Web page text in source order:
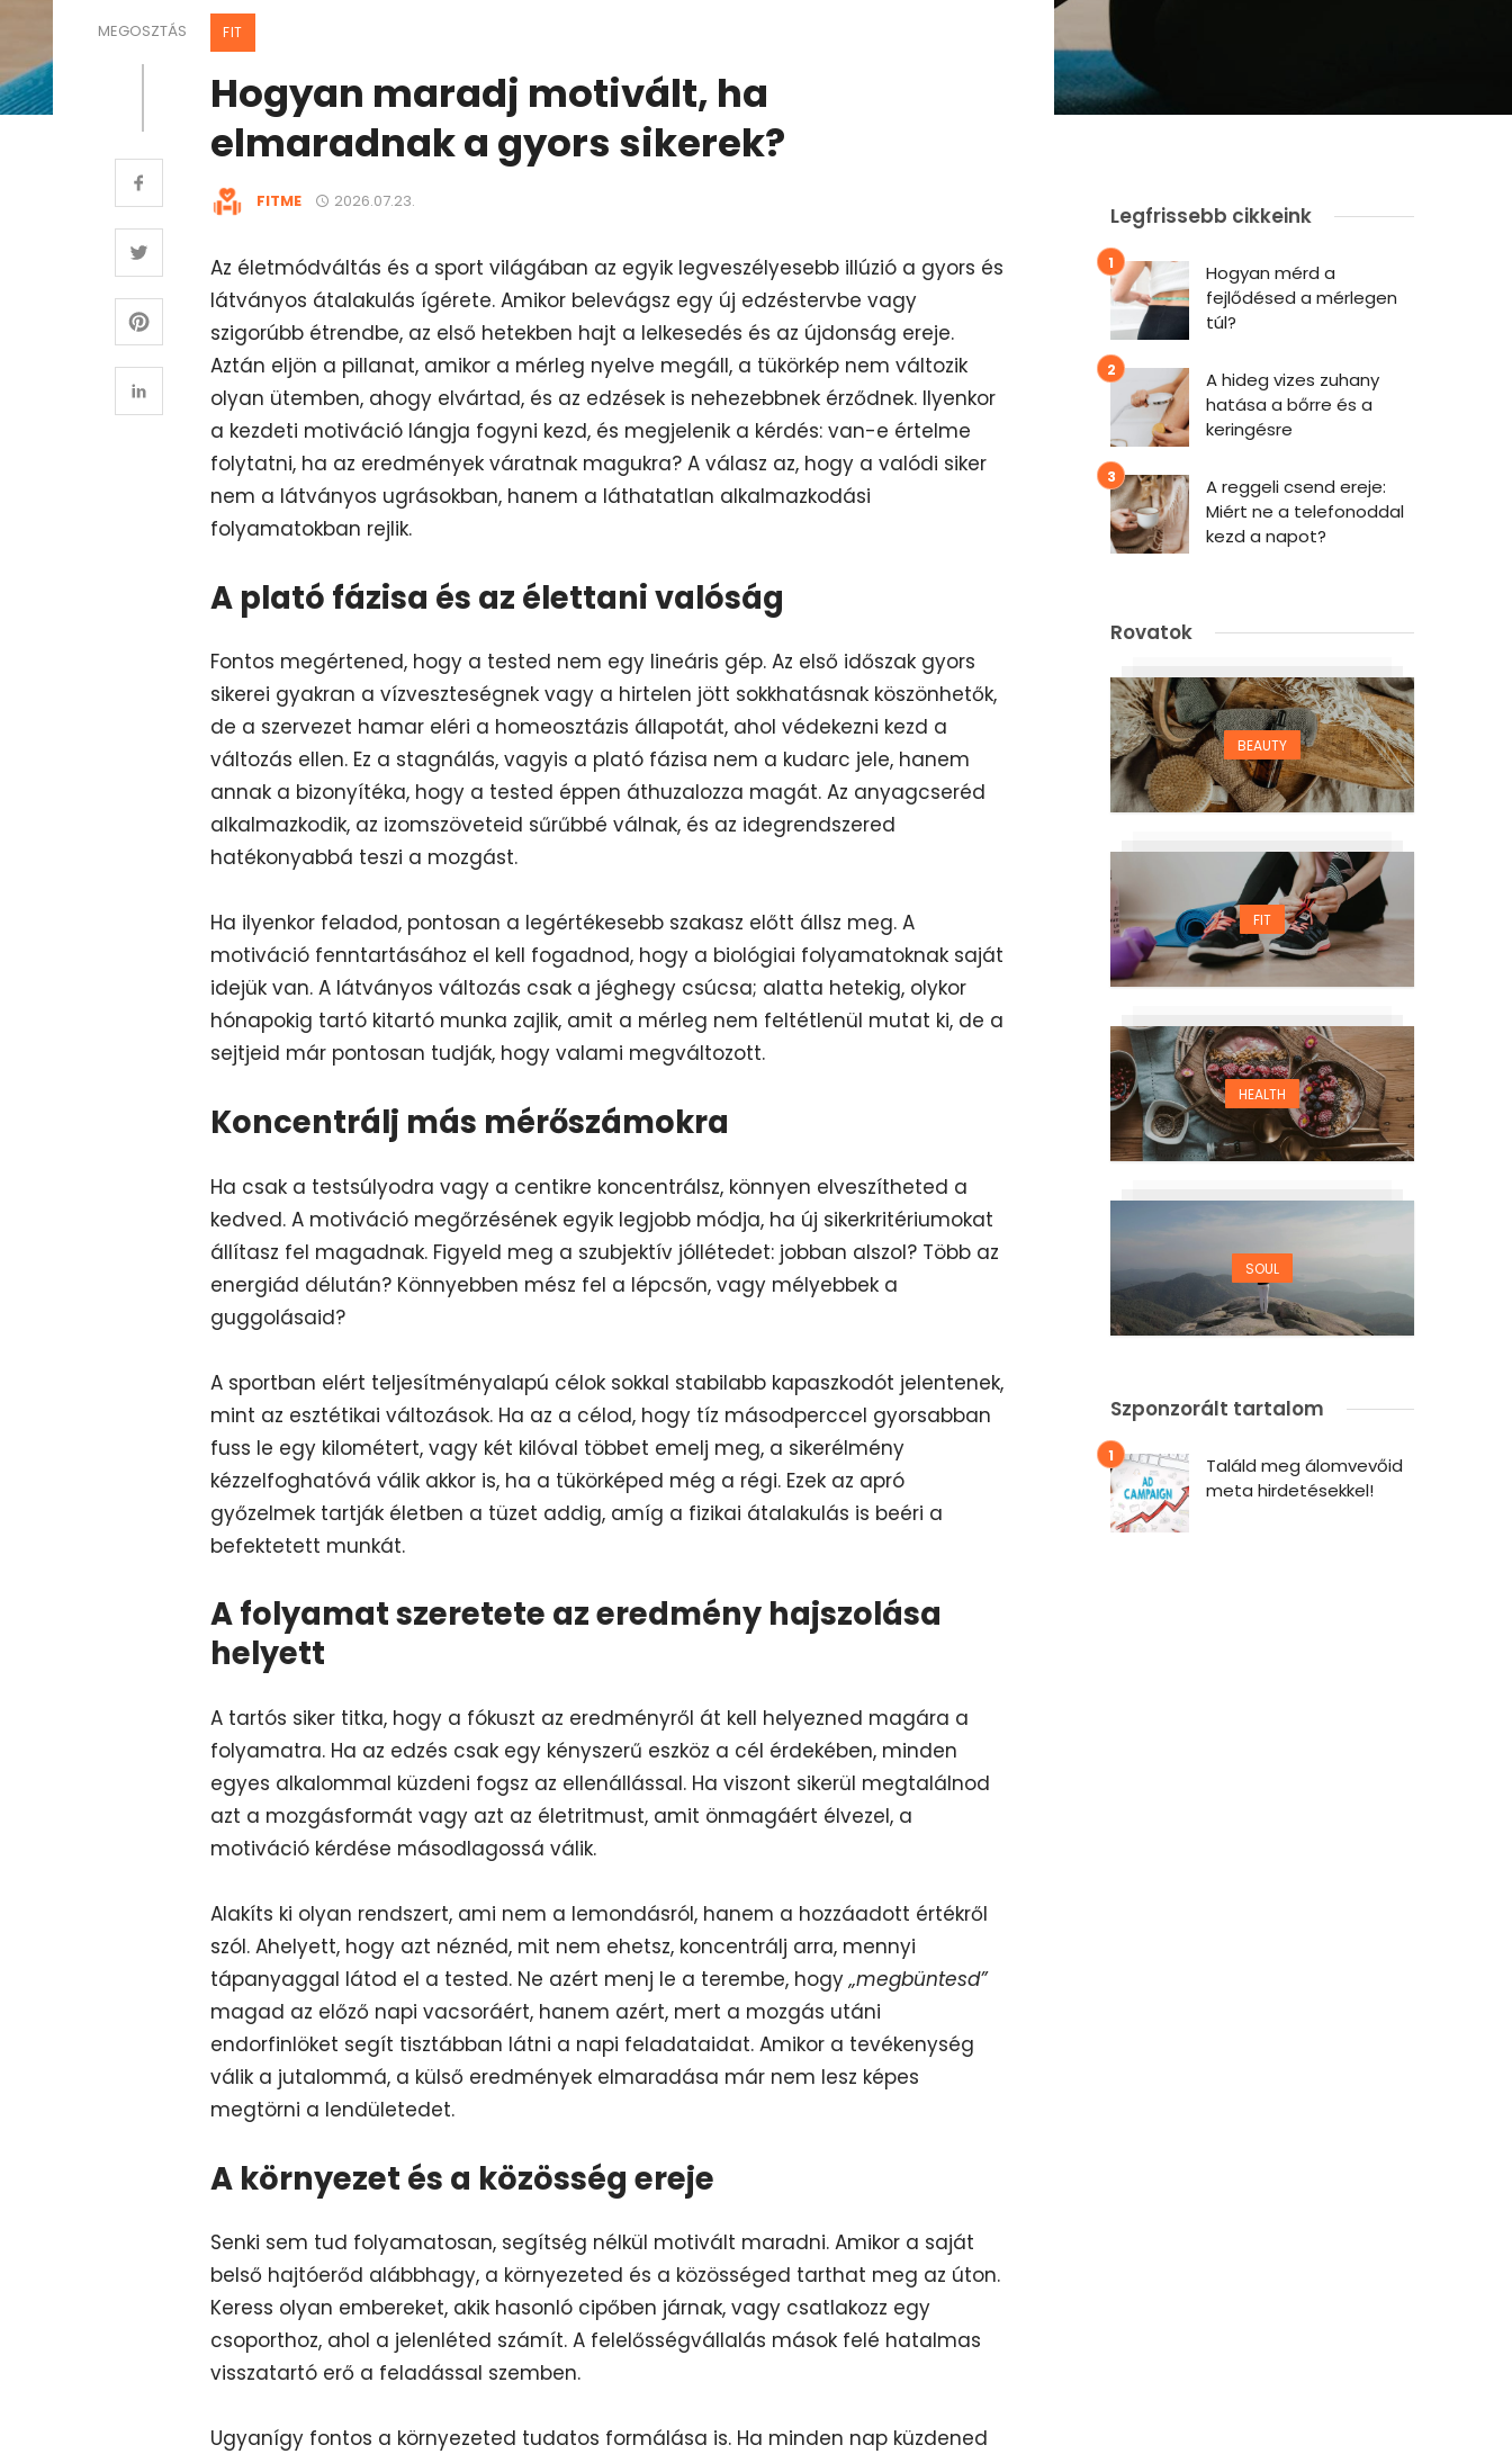
MEGOSZTÁS FIT
Hogyan maradj motivált, ha
elmaradnak a gyors sikerek?
FITME 2026.07.23.
Az életmódváltás és a sport világában az egyik legveszélyesebb illúzió a gyors és
látványos átalakulás ígérete. Amikor belevágsz egy új edzéstervbe vagy
szigorúbb étrendbe, az első hetekben hajt a lelkesedés és az újdonság ereje.
Aztán eljön a pillanat, amikor a mérleg nyelve megáll, a tükörkép nem változik
olyan ütemben, ahogy elvártad, és az edzések is nehezebbnek érződnek. Ilyenkor
a kezdeti motiváció lángja fogyni kezd, és megjelenik a kérdés: van-e értelme
folytatni, ha az eredmények váratnak magukra? A válasz az, hogy a valódi siker
nem a látványos ugrásokban, hanem a láthatatlan alkalmazkodási
folyamatokban rejlik.
A plató fázisa és az élettani valóság
Fontos megértened, hogy a tested nem egy lineáris gép. Az első időszak gyors
sikerei gyakran a vízveszteségnek vagy a hirtelen jött sokkhatásnak köszönhetők,
de a szervezet hamar eléri a homeosztázis állapotát, ahol védekezni kezd a
változás ellen. Ez a stagnálás, vagyis a plató fázisa nem a kudarc jele, hanem
annak a bizonyítéka, hogy a tested éppen áthuzalozza magát. Az anyagcseréd
alkalmazkodik, az izomszöveteid sűrűbbé válnak, és az idegrendszered
hatékonyabbá teszi a mozgást.
Ha ilyenkor feladod, pontosan a legértékesebb szakasz előtt állsz meg. A
motiváció fenntartásához el kell fogadnod, hogy a biológiai folyamatoknak saját
idejük van. A látványos változás csak a jéghegy csúcsa; alatta hetekig, olykor
hónapokig tartó kitartó munka zajlik, amit a mérleg nem feltétlenül mutat ki, de a
sejtjeid már pontosan tudják, hogy valami megváltozott.
Koncentrálj más mérőszámokra
Ha csak a testsúlyodra vagy a centikre koncentrálsz, könnyen elveszítheted a
kedved. A motiváció megőrzésének egyik legjobb módja, ha új sikerkritériumokat
állítasz fel magadnak. Figyeld meg a szubjektív jóllétedet: jobban alszol? Több az
energiád délután? Könnyebben mész fel a lépcsőn, vagy mélyebbek a
guggolásaid?
A sportban elért teljesítményalapú célok sokkal stabilabb kapaszkodót jelentenek,
mint az esztétikai változások. Ha az a célod, hogy tíz másodperccel gyorsabban
fuss le egy kilométert, vagy két kilóval többet emelj meg, a sikerélmény
kézzelfoghatóvá válik akkor is, ha a tükörképed még a régi. Ezek az apró
győzelmek tartják életben a tüzet addig, amíg a fizikai átalakulás is beéri a
befektetett munkát.
A folyamat szeretete az eredmény hajszolása
helyett
A tartós siker titka, hogy a fókuszt az eredményről át kell helyezned magára a
folyamatra. Ha az edzés csak egy kényszerű eszköz a cél érdekében, minden
egyes alkalommal küzdeni fogsz az ellenállással. Ha viszont sikerül megtalálnod
azt a mozgásformát vagy azt az életritmust, amit önmagáért élvezel, a
motiváció kérdése másodlagossá válik.
Alakíts ki olyan rendszert, ami nem a lemondásról, hanem a hozzáadott értékről
szól. Ahelyett, hogy azt néznéd, mit nem ehetsz, koncentrálj arra, mennyi
tápanyaggal látod el a tested. Ne azért menj le a terembe, hogy„megbüntesd”
magad az előző napi vacsoráért, hanem azért, mert a mozgás utáni
endorfinlöket segít tisztábban látni a napi feladataidat. Amikor a tevékenység
válik a jutalommá, a külső eredmények elmaradása már nem lesz képes
megtörni a lendületedet.
A környezet és a közösség ereje
Senki sem tud folyamatosan, segítség nélkül motivált maradni. Amikor a saját
belső hajtóerőd alábbhagy, a környezeted és a közösséged tarthat meg az úton.
Keress olyan embereket, akik hasonló cipőben járnak, vagy csatlakozz egy
csoporthoz, ahol a jelenléted számít. A felelősségvállalás mások felé hatalmas
visszatartó erő a feladással szemben.
Ugyanígy fontos a környezeted tudatos formálása is. Ha minden nap küzdened
Legfrissebb cikkeink
Hogyan mérd a
fejlődésed a mérlegen
túl?
A hideg vizes zuhany
hatása a bőrre és a
keringésre
A reggeli csend ereje:
Miért ne a telefonoddal
kezd a napot?
Rovatok
BEAUTY
FIT
HEALTH
SOUL
Szponzorált tartalom
Találd meg álomvevőid
meta hirdetésekkel!